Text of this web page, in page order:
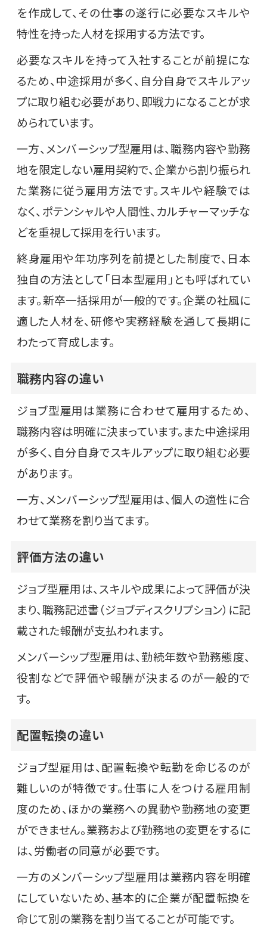
を作成して、その仕事の遂行に必要なスキルや
特性を持った人材を採用する方法です。
必要なスキルを持って入社することが前提にな
るため、中途採用が多く、自分自身でスキルアッ
プに取り組む必要があり、即戦力になることが求
められています。
一方、メンバーシップ型雇用は、職務内容や勤務
地を限定しない雇用契約で、企業から割り振られ
た業務に従う雇用方法です。スキルや経験では
なく、ポテンシャルや人間性、カルチャーマッチな
どを重視して採用を行います。
終身雇用や年功序列を前提とした制度で、日本
独自の方法として「日本型雇用」とも呼ばれてい
ます。新卒一括採用が一般的です。企業の社風に
適した人材を、研修や実務経験を通して長期に
わたって育成します。
職務内容の違い
ジョブ型雇用は業務に合わせて雇用するため、
職務内容は明確に決まっています。また中途採用
が多く、自分自身でスキルアップに取り組む必要
があります。
一方、メンバーシップ型雇用は、個人の適性に合
わせて業務を割り当てます。
評価方法の違い
ジョブ型雇用は、スキルや成果によって評価が決
まり、職務記述書（ジョブディスクリプション）に記
載された報酬が支払われます。
メンバーシップ型雇用は、勤続年数や勤務態度、
役割などで評価や報酬が決まるのが一般的で
す。
配置転換の違い
ジョブ型雇用は、配置転換や転勤を命じるのが
難しいのが特徴です。仕事に人をつける雇用制
度のため、ほかの業務への異動や勤務地の変更
ができません。業務および勤務地の変更をするに
は、労働者の同意が必要です。
一方のメンバーシップ型雇用は業務内容を明確
にしていないため、基本的に企業が配置転換を
命じて別の業務を割り当てることが可能です。